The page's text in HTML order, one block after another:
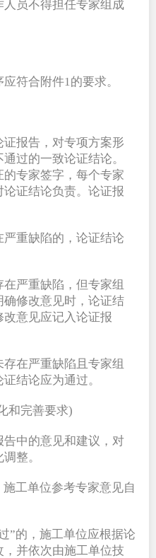
员不得担任专家组成
符合附件1的要求。
报告，对专项方案形
过的一致论证结论。
专家签字，每个专家
证结论负责。论证报
严重缺陷的，论证结论
在严重缺陷，但专家组
修改意见时，论证结
意见应记入论证报
存在严重缺陷且专家组
结论应为通过。
和完善要求)
中的意见和建议，对
整。
工单位参考专家意见自
”的，施工单位应根据论
并依次由施工单位技